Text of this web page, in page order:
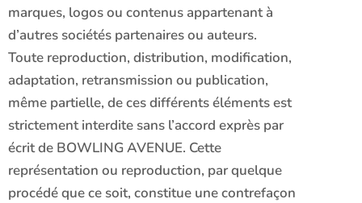
marques, logos ou contenus appartenant à
d’autres sociétés partenaires ou auteurs.
Toute reproduction, distribution, modification,
adaptation, retransmission ou publication,
même partielle, de ces différents éléments est
strictement interdite sans l’accord exprès par
écrit de BOWLING AVENUE. Cette
représentation ou reproduction, par quelque
procédé que ce soit, constitue une contrefaçon